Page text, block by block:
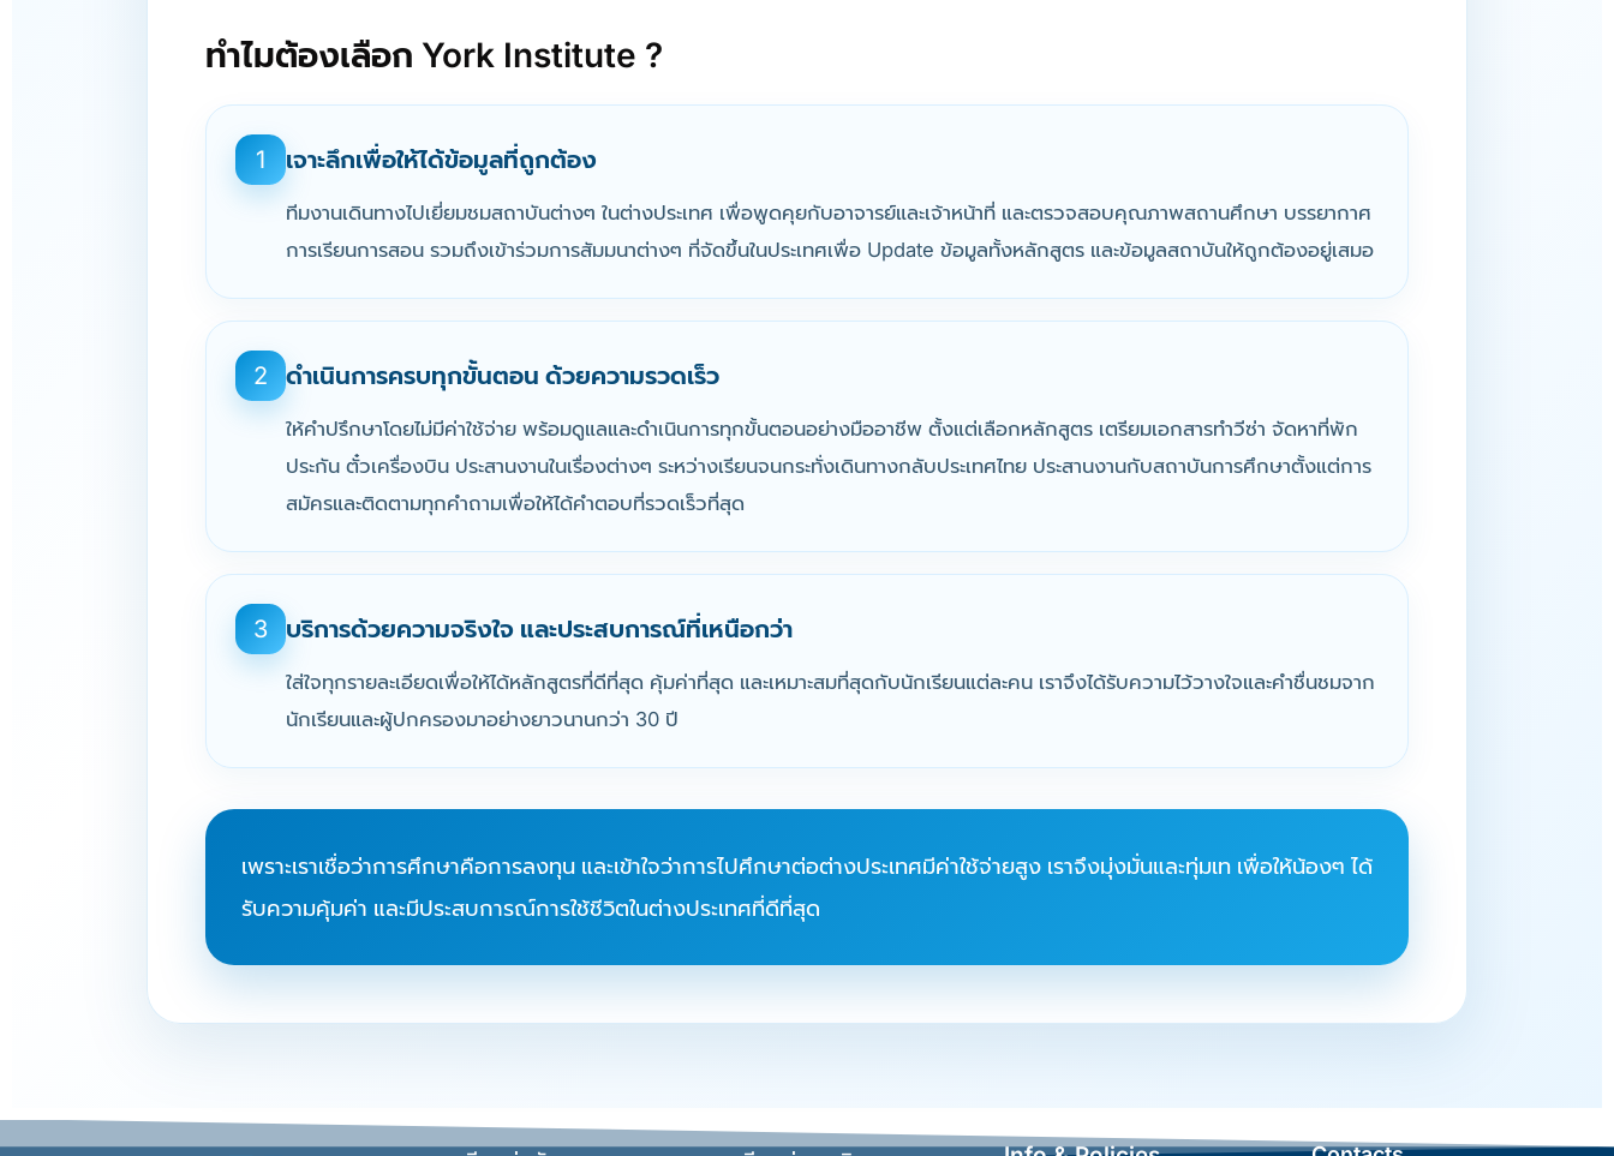
ทำไมต้องเลือก York Institute ?
1 เจาะลึกเพื่อให้ได้ข้อมูลที่ถูกต้อง
ทีมงานเดินทางไปเยี่ยมชมสถาบันต่างๆ ในต่างประเทศ เพื่อพูดคุยกับอาจารย์และเจ้าหน้าที่ และตรวจสอบคุณภาพสถานศึกษา บรรยากาศ
การเรียนการสอน รวมถึงเข้าร่วมการสัมมนาต่างๆ ที่จัดขึ้นในประเทศเพื่อ Update ข้อมูลทั้งหลักสูตร และข้อมูลสถาบันให้ถูกต้องอยู่เสมอ
2 ดำเนินการครบทุกขั้นตอน ด้วยความรวดเร็ว
ให้คำปรึกษาโดยไม่มีค่าใช้จ่าย พร้อมดูแลและดำเนินการทุกขั้นตอนอย่างมืออาชีพ ตั้งแต่เลือกหลักสูตร เตรียมเอกสารทำวีซ่า จัดหาที่พัก
ประกัน ตั๋วเครื่องบิน ประสานงานในเรื่องต่างๆ ระหว่างเรียนจนกระทั่งเดินทางกลับประเทศไทย ประสานงานกับสถาบันการศึกษาตั้งแต่การ
สมัครและติดตามทุกคำถามเพื่อให้ได้คำตอบที่รวดเร็วที่สุด
3 บริการด้วยความจริงใจ และประสบการณ์ที่เหนือกว่า
ใส่ใจทุกรายละเอียดเพื่อให้ได้หลักสูตรที่ดีที่สุด คุ้มค่าที่สุด และเหมาะสมที่สุดกับนักเรียนแต่ละคน เราจึงได้รับความไว้วางใจและคำชื่นชมจาก
นักเรียนและผู้ปกครองมาอย่างยาวนานกว่า 30 ปี
เพราะเราเชื่อว่าการศึกษาคือการลงทุน และเข้าใจว่าการไปศึกษาต่อต่างประเทศมีค่าใช้จ่ายสูง เราจึงมุ่งมั่นและทุ่มเท เพื่อให้น้องๆ ได้
รับความคุ้มค่า และมีประสบการณ์การใช้ชีวิตในต่างประเทศที่ดีที่สุด